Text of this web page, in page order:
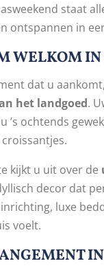
staat
ontspannen in
WELKOM IN
dat u
het landgoed.
’s ochtends
kijkt u uit over de
decor dat
luxe
voelt.